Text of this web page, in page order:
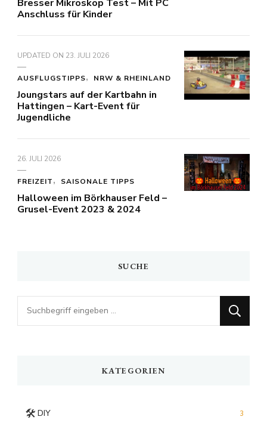
Bresser Mikroskop Test – Mit PC
Anschluss für Kinder
UPDATED ON 23. JULI 2026
AUSFLUGSTIPPS NRW & RHEINLAND
Joungstars auf der Kartbahn in
Hattingen – Kart-Event für
Jugendliche
26. JULI 2026
FREIZEIT SAISONALE TIPPS
Halloween im Börkhauser Feld –
Grusel-Event 2023 & 2024
SUCHE
Looking
for
KATEGORIEN
🛠️ DIY 3